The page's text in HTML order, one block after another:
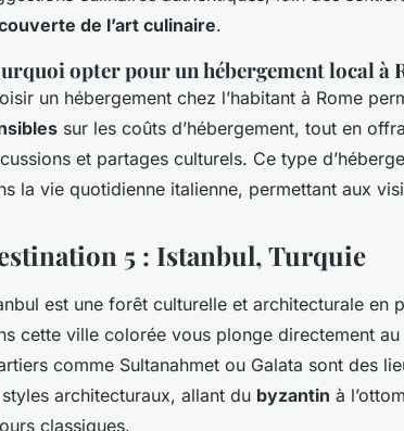
de l’art culinaire.
opter pour un hébergement local à
un hébergement chez l’habitant à Rome
sur les coûts d’hébergement, tout en
et partages culturels. Ce type
la vie quotidienne italienne, permettant aux
5 : Istanbul, Turquie
est une forêt culturelle et architecturale en
cette ville colorée vous plonge directement
comme Sultanahmet ou Galata sont des
architecturaux, allant du byzantin à
classiques.